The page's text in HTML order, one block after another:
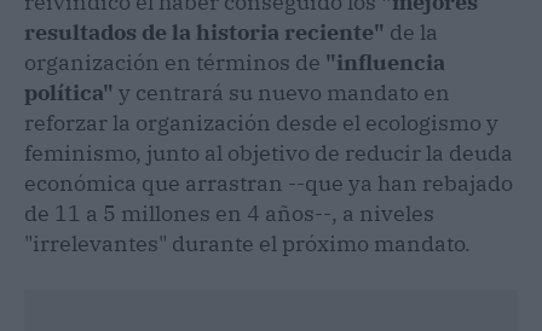
resultados de la historia reciente" de la
organización en términos de "influencia
política" y centrará su nuevo mandato en
reforzar la organización desde el ecologismo y
feminismo, junto al objetivo de reducir la deuda
económica que arrastran --que ya han rebajado
de 11 a 5 millones en 4 años--, a niveles
"irrelevantes" durante el próximo mandato.